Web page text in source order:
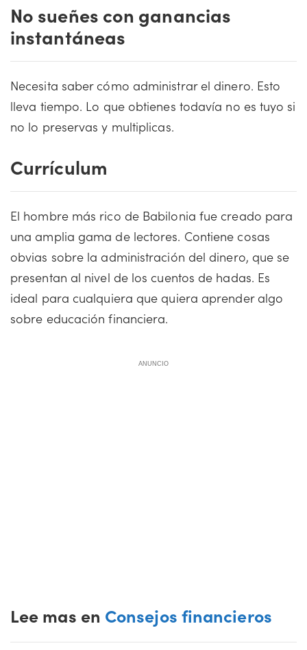
No sueñes con ganancias
instantáneas
Necesita saber cómo administrar el dinero. Esto
lleva tiempo. Lo que obtienes todavía no es tuyo si
no lo preservas y multiplicas.
Currículum
El hombre más rico de Babilonia fue creado para
una amplia gama de lectores. Contiene cosas
obvias sobre la administración del dinero, que se
presentan al nivel de los cuentos de hadas. Es
ideal para cualquiera que quiera aprender algo
sobre educación financiera.
ANUNCIO
Lee mas en Consejos financieros